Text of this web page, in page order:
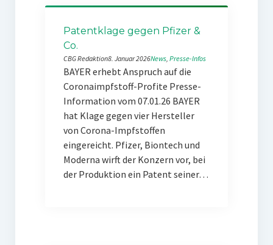
Patentklage gegen Pfizer &
Co.
CBG Redaktion8. Januar 2026News, Presse-Infos
BAYER erhebt Anspruch auf die
Coronaimpfstoff-Profite Presse-
Information vom 07.01.26 BAYER
hat Klage gegen vier Hersteller
von Corona-Impfstoffen
eingereicht. Pfizer, Biontech und
Moderna wirft der Konzern vor, bei
der Produktion ein Patent seiner…